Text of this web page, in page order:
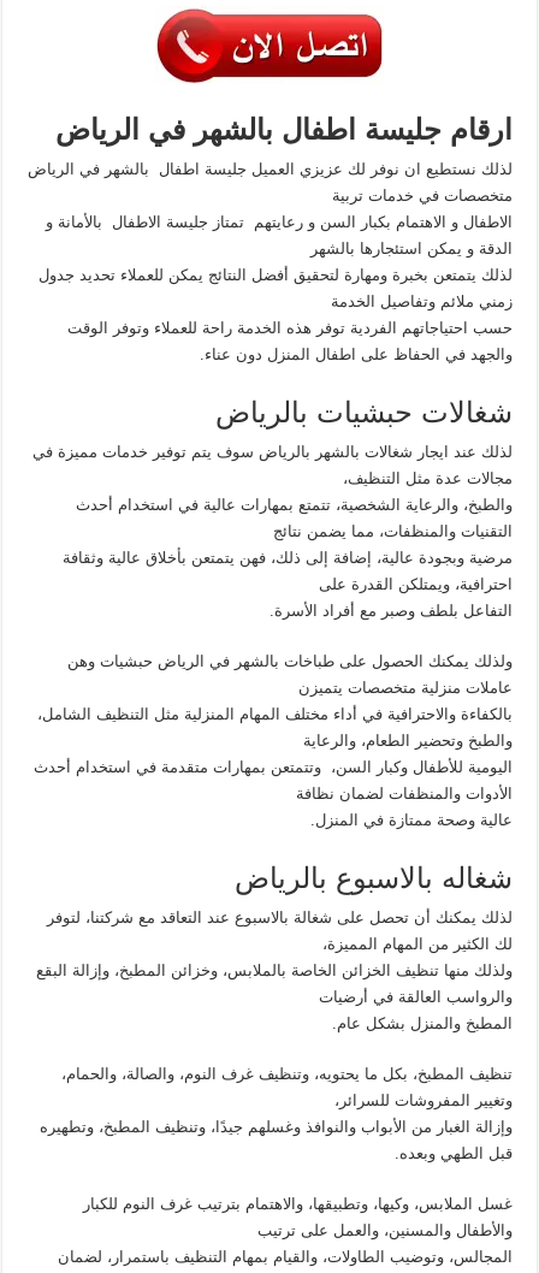
ارقام جليسة اطفال بالشهر في الرياض
لذلك نستطيع ان نوفر لك عزيزي العميل جليسة اطفال بالشهر في الرياض
متخصصات في خدمات تربية
الاطفال و الاهتمام بكبار السن و رعايتهم تمتاز جليسة الاطفال بالأمانة و
الدقة و يمكن استئجارها بالشهر
لذلك يتمتعن بخبرة ومهارة لتحقيق أفضل النتائج يمكن للعملاء تحديد جدول
زمني ملائم وتفاصيل الخدمة
حسب احتياجاتهم الفردية توفر هذه الخدمة راحة للعملاء وتوفر الوقت
والجهد في الحفاظ على اطفال المنزل دون عناء.
شغالات حبشيات بالرياض
لذلك عند ايجار شغالات بالشهر بالرياض سوف يتم توفير خدمات مميزة في
مجالات عدة مثل التنظيف،
والطبخ، والرعاية الشخصية، تتمتع بمهارات عالية في استخدام أحدث
التقنيات والمنظفات، مما يضمن نتائج
مرضية وبجودة عالية، إضافة إلى ذلك، فهن يتمتعن بأخلاق عالية وثقافة
احترافية، ويمتلكن القدرة على
التفاعل بلطف وصبر مع أفراد الأسرة.
ولذلك يمكنك الحصول على طباخات بالشهر في الرياض حبشيات وهن
عاملات منزلية متخصصات يتميزن
بالكفاءة والاحترافية في أداء مختلف المهام المنزلية مثل التنظيف الشامل،
والطبخ وتحضير الطعام، والرعاية
اليومية للأطفال وكبار السن، وتتمتعن بمهارات متقدمة في استخدام أحدث
الأدوات والمنظفات لضمان نظافة
عالية وصحة ممتازة في المنزل.
شغاله بالاسبوع بالرياض
لذلك يمكنك أن تحصل على شغالة بالاسبوع عند التعاقد مع شركتنا، لتوفر
لك الكثير من المهام المميزة،
ولذلك منها تنظيف الخزائن الخاصة بالملابس، وخزائن المطبخ، وإزالة البقع
والرواسب العالقة في أرضيات
المطبخ والمنزل بشكل عام.
تنظيف المطبخ، بكل ما يحتويه، وتنظيف غرف النوم، والصالة، والحمام،
وتغيير المفروشات للسرائر،
وإزالة الغبار من الأبواب والنوافذ وغسلهم جيدًا، وتنظيف المطبخ، وتطهيره
قبل الطهي وبعده.
غسل الملابس، وكيها، وتطبيقها، والاهتمام بترتيب غرف النوم للكبار
والأطفال والمسنين، والعمل على ترتيب
المجالس، وتوضيب الطاولات، والقيام بمهام التنظيف باستمرار، لضمان